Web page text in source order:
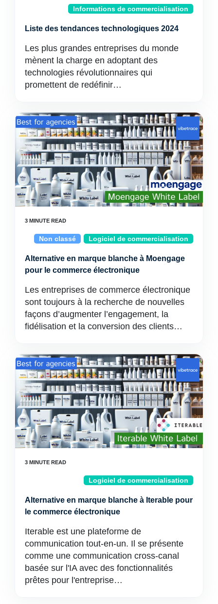
Informations de commercialisation
Liste des tendances technologiques 2024
Les plus grandes entreprises du monde
mènent la charge en adoptant des
technologies révolutionnaires qui
promettent de redéfinir…
Non classé Logiciel de commercialisation
Alternative en marque blanche à Moengage
pour le commerce électronique
Les entreprises de commerce électronique
sont toujours à la recherche de nouvelles
façons d’augmenter l’engagement, la
fidélisation et la conversion des clients…
Logiciel de commercialisation
Alternative en marque blanche à Iterable pour
le commerce électronique
Iterable est une plateforme de
communication tout-en-un. Il se présente
comme une communication cross-canal
basée sur l'IA avec des fonctionnalités
prêtes pour l'entreprise…